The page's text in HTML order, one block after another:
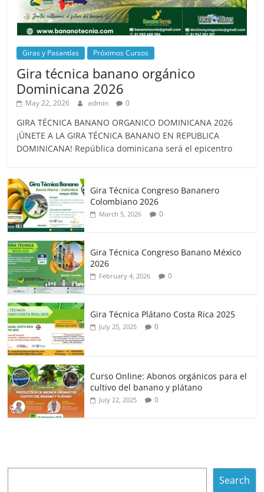
Giras y Pasantías Próximos Cursos
Gira técnica banano orgánico
Dominicana 2026
May 22, 2026 admin 0
GIRA TÉCNICA BANANO ORGANICO DOMINICANA 2026
¡ÚNETE A LA GIRA TÉCNICA BANANO EN REPUBLICA
DOMINICANA! República dominicana será el epicentro
Gira Técnica Congreso Bananero
Colombiano 2026
March 5, 2026 0
Gira Técnica Congreso Banano México
2026
February 4, 2026 0
Gira Técnica Plátano Costa Rica 2025
July 25, 2025 0
Curso Online: Abonos orgánicos para el
cultivo del banano y plátano
July 22, 2025 0
Search